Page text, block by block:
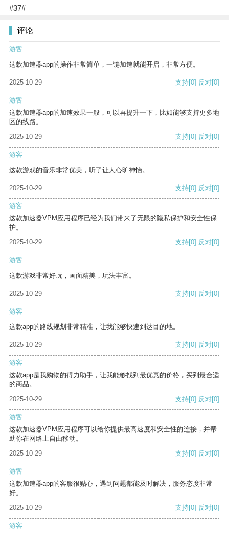
#37#
评论
游客
这款加速器app的操作非常简单，一键加速就能开启，非常方便。
2025-10-29 支持[0] 反对[0]
游客
这款加速器app的加速效果一般，可以再提升一下，比如能够支持更多地
区的线路。
2025-10-29
支持[0] 反对[0]
游客
这款游戏的音乐非常优美，听了让人心旷神怡。
2025-10-29 支持[0] 反对[0]
游客
这款加速器VPM应用程序已经为我们带来了无限的隐私保护和安全性保
护。
2025-10-29
支持[0] 反对[0]
游客
这款游戏非常好玩，画面精美，玩法丰富。
2025-10-29 支持[0] 反对[0]
游客
这款app的路线规划非常精准，让我能够快速到达目的地。
2025-10-29 支持[0] 反对[0]
游客
这款app是我购物的得力助手，让我能够找到最优惠的价格，买到最合适
的商品。
2025-10-29
支持[0] 反对[0]
游客
这款加速器VPM应用程序可以给你提供最高速度和安全性的连接，并帮
助你在网络上自由移动。
2025-10-29
支持[0] 反对[0]
游客
这款加速器app的客服很贴心，遇到问题都能及时解决，服务态度非常
好。
2025-10-29
支持[0] 反对[0]
游客